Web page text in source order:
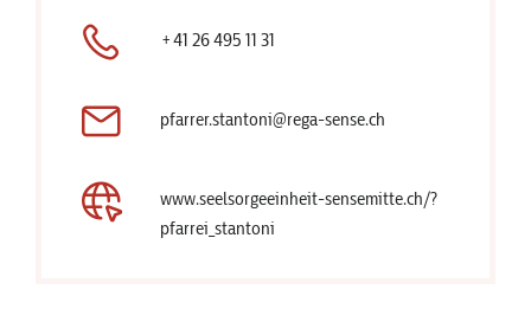
+41 26 495 11 31
pfarrer.stantoni@rega-sense.ch
www.seelsorgeeinheit-sensemitte.ch/?
pfarrei_stantoni